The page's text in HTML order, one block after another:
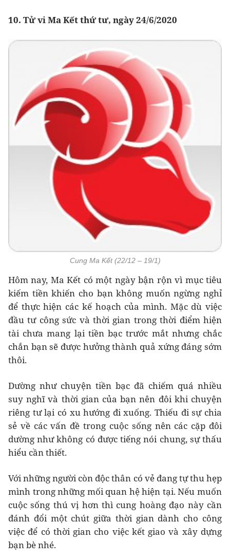
10. Tử vi Ma Kết thứ tư, ngày 24/6/2020
Cung Ma Kết (22/12 – 19/1)
Hôm nay, Ma Kết có một ngày bận rộn vì mục tiêu
kiếm tiền khiến cho bạn không muốn ngừng nghỉ
để thực hiện các kế hoạch của mình. Mặc dù việc
đầu tư công sức và thời gian trong thời điểm hiện
tài chưa mang lại tiền bạc trước mắt nhưng chắc
chắn bạn sẽ được hưởng thành quả xứng đáng sớm
thôi.
Dường như chuyện tiền bạc đã chiếm quá nhiều
suy nghĩ và thời gian của bạn nên đôi khi chuyện
riêng tư lại có xu hướng đi xuống. Thiếu đi sự chia
sẻ về các vấn đề trong cuộc sống nên các cặp đôi
dường như không có được tiếng nói chung, sự thấu
hiểu cần thiết.
Với những người còn độc thân có vẻ đang tự thu hẹp
mình trong những mối quan hệ hiện tại. Nếu muốn
cuộc sống thú vị hơn thì cung hoàng đạo này cần
đánh đổi một chút giữa thời gian dành cho công
việc để có thời gian cho việc kết giao và xây dựng
bạn bè nhé.